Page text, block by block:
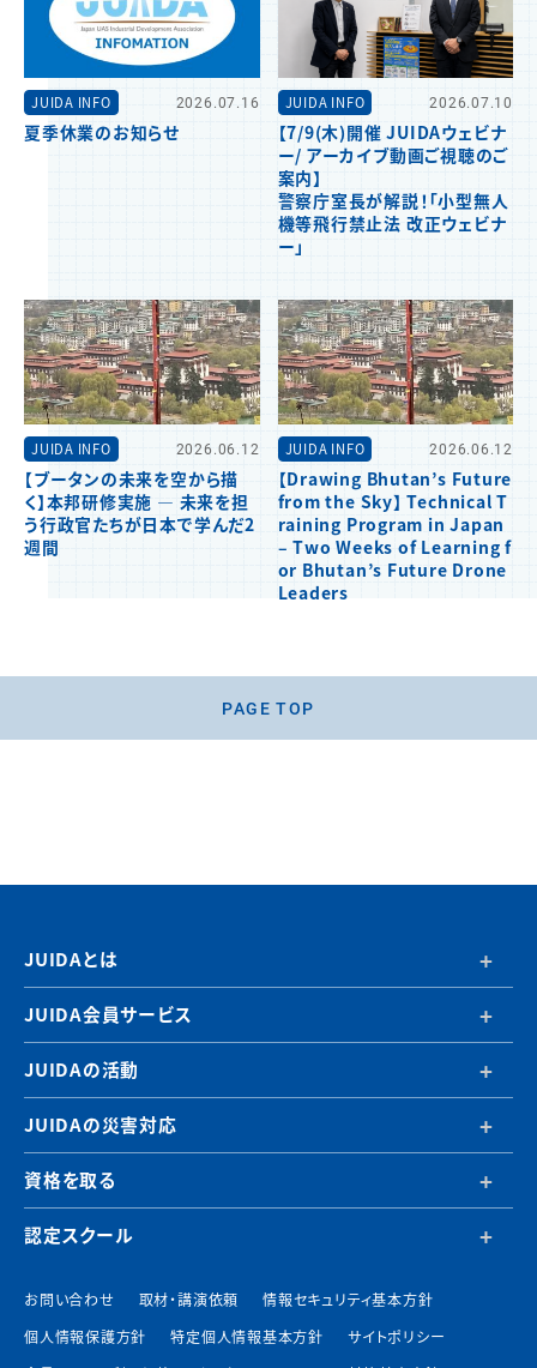
JUIDA INFO 2026.07.16
夏季休業のお知らせ
JUIDA INFO 2026.07.10
【7/9(木)開催 JUIDAウェビナ
ー/ アーカイブ動画ご視聴のご
案内】
警察庁室長が解説！「小型無人
機等飛行禁止法 改正ウェビナ
ー」
JUIDA INFO 2026.06.12
【ブータンの未来を空から描
く】本邦研修実施 ― 未来を担
う行政官たちが日本で学んだ2
週間
JUIDA INFO 2026.06.12
【Drawing Bhutan’s Future
from the Sky】 Technical T
raining Program in Japan
– Two Weeks of Learning f
or Bhutan’s Future Drone
Leaders
PAGE TOP
JUIDAとは
JUIDA会員サービス
JUIDAの活動
JUIDAの災害対応
資格を取る
認定スクール
お問い合わせ 取材・講演依頼
情報セキュリティ基本方針
個人情報保護方針
特定個人情報基本方針
サイトポリシー